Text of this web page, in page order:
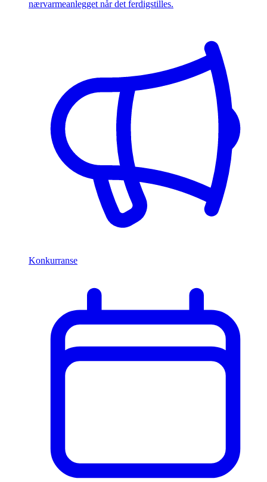
nærvarmeanlegget når det ferdigstilles.
Konkurranse